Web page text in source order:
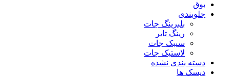
بوق
جلوبندی
بلبرینگ جات
رینگ تایر
سیبک جات
لاستیک جات
دسته بندی نشده
دیسک ها